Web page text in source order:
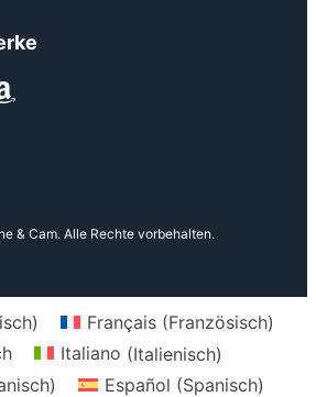
& Cam. Alle Rechte vorbehalten.
) Français (Französisch)
Italiano (Italienisch)
) Español (Spanisch)